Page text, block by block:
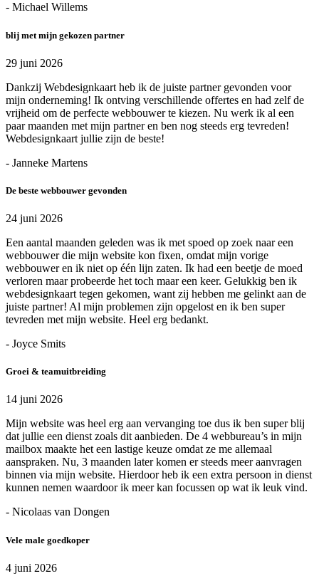
- Michael Willems
blij met mijn gekozen partner
29 juni 2026
Dankzij Webdesignkaart heb ik de juiste partner gevonden voor
mijn onderneming! Ik ontving verschillende offertes en had zelf de
vrijheid om de perfecte webbouwer te kiezen. Nu werk ik al een
paar maanden met mijn partner en ben nog steeds erg tevreden!
Webdesignkaart jullie zijn de beste!
- Janneke Martens
De beste webbouwer gevonden
24 juni 2026
Een aantal maanden geleden was ik met spoed op zoek naar een
webbouwer die mijn website kon fixen, omdat mijn vorige
webbouwer en ik niet op één lijn zaten. Ik had een beetje de moed
verloren maar probeerde het toch maar een keer. Gelukkig ben ik
webdesignkaart tegen gekomen, want zij hebben me gelinkt aan de
juiste partner! Al mijn problemen zijn opgelost en ik ben super
tevreden met mijn website. Heel erg bedankt.
- Joyce Smits
Groei & teamuitbreiding
14 juni 2026
Mijn website was heel erg aan vervanging toe dus ik ben super blij
dat jullie een dienst zoals dit aanbieden. De 4 webbureau’s in mijn
mailbox maakte het een lastige keuze omdat ze me allemaal
aanspraken. Nu, 3 maanden later komen er steeds meer aanvragen
binnen via mijn website. Hierdoor heb ik een extra persoon in dienst
kunnen nemen waardoor ik meer kan focussen op wat ik leuk vind.
- Nicolaas van Dongen
Vele male goedkoper
4 juni 2026